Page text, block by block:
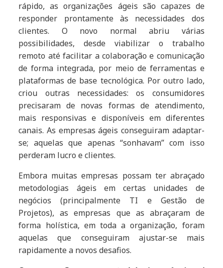
rápido, as organizações ágeis são capazes de
responder prontamente às necessidades dos
clientes. O novo normal abriu várias
possibilidades, desde viabilizar o trabalho
remoto até facilitar a colaboração e comunicação
de forma integrada, por meio de ferramentas e
plataformas de base tecnológica. Por outro lado,
criou outras necessidades: os consumidores
precisaram de novas formas de atendimento,
mais responsivas e disponíveis em diferentes
canais. As empresas ágeis conseguiram adaptar-
se; aquelas que apenas “sonhavam” com isso
perderam lucro e clientes.
Embora muitas empresas possam ter abraçado
metodologias ágeis em certas unidades de
negócios (principalmente TI e Gestão de
Projetos), as empresas que as abraçaram de
forma holística, em toda a organização, foram
aquelas que conseguiram ajustar-se mais
rapidamente a novos desafios.